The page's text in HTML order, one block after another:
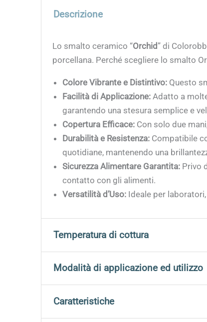
Descrizione
Lo smalto ceramico “Orchid” di
porcellana. Perché scegliere lo smalto
Colore Vibrante e Distintivo: Questo
Facilità di Applicazione: Adatto a
garantendo una stesura semplice e
Copertura Efficace: Con solo due
Durabilità e Resistenza: Compatibile
quotidiane, mantenendo una
Sicurezza Alimentare Garantita: Privo
contatto con gli alimenti.
Versatilità d’Uso: Ideale per
Temperatura di cottura
Per ottenere risultati ottimali è
Questa gamma di temperatura
attentamente il forno e di effettuare una
Modalità di applicazione ed utilizzo
Adatti per tutti i tipi di decorazione con i
Caratteristiche